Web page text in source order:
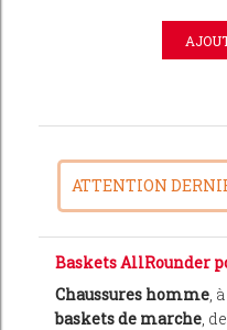
ATTENTION
Baskets AllRounder
Chaussures homme ,
baskets de marche ,